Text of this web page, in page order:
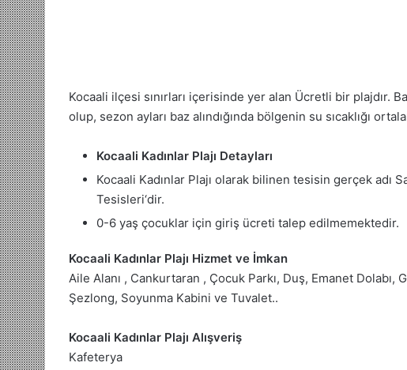
Kocaali ilçesi sınırları içerisinde yer alan Ücretli bir plajdır.
olup, sezon ayları baz alındığında bölgenin su sıcaklığı
Kocaali Kadınlar Plajı Detayları
Kocaali Kadınlar Plajı olarak bilinen tesisin gerçek adı
Tesisleri‘dir.
0-6 yaş çocuklar için giriş ücreti talep edilmemektedir.
Kocaali Kadınlar Plajı Hizmet ve İmkan
Aile Alanı , Cankurtaran , Çocuk Parkı, Duş, Emanet
Şezlong, Soyunma Kabini ve Tuvalet..
Kocaali Kadınlar Plajı Alışveriş
Kafeterya